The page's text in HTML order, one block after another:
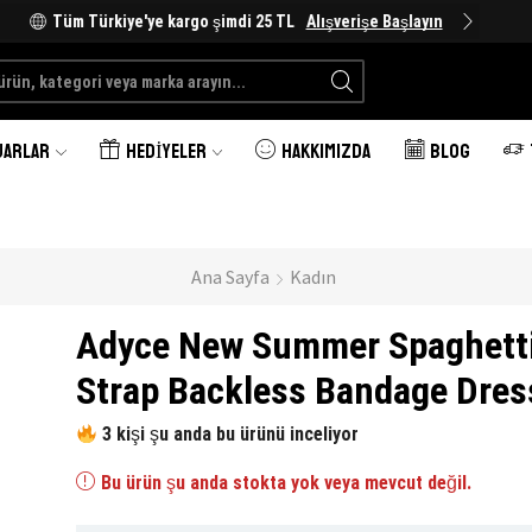
Tüm Türkiye'ye kargo şimdi 25 TL Alışverişe Başlayın
Search
HEDIYELER HAKKIMIZDA BLOG
Ana Sayfa Kadın
Adyce New Summer
Strap Backless Bandage
3 kişi şu anda bu ürünü inceliyor
Bu ürün şu anda stokta yok veya mevcut değil.